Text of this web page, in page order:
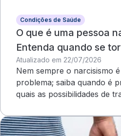
Condições de Saúde
O que é uma pessoa
Entenda quando se
Atualizado em 22/07/2026
Nem sempre o narcisismo
problema; saiba quando é
quais as possibilidades de